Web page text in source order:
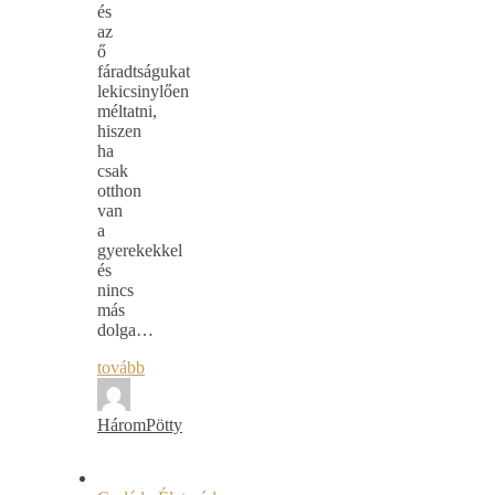
és
az
ő
fáradtságukat
lekicsinylően
méltatni,
hiszen
ha
csak
otthon
van
a
gyerekekkel
és
nincs
más
dolga…
tovább
HáromPötty